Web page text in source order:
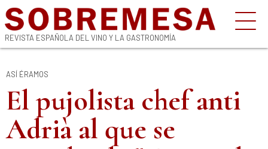
REVISTA ESPAÑOLA DEL VINO Y LA GASTRONOMÍA
ASÍ ÉRAMOS
El pujolista chef anti
Adrià al que se